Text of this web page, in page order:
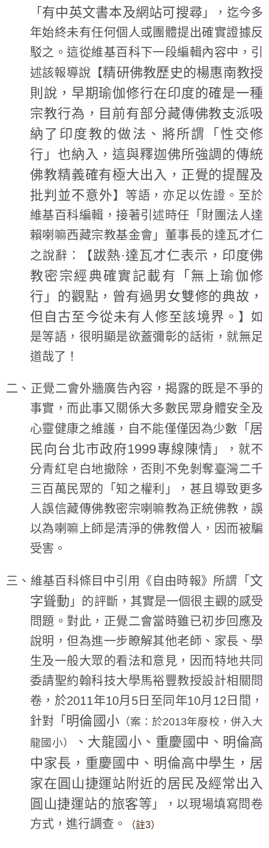
「 有中英文書本及網站可搜尋 」，迄今多
年始終未有任何個人或團體提出確實證據反
駁之。這從維基百科下一段編輯內容中，引
述該報導說【精研佛教歷史的楊惠南教授
則說，早期瑜伽修行在印度的確是一種
宗教行為，目前有部分藏傳佛教支派吸
納了印度教的做法、將所謂「性交修
行」也納入，這與釋迦佛所強調的傳統
佛教精義確有極大出入，正覺的提醒及
批判並不意外】等語，亦足以佐證。至於
維基百科編輯，接著引述時任「財團法人達
賴喇嘛西藏宗教基金會」董事長的達瓦才仁
之說辭：【跋熱·達瓦才仁表示，印度佛
教密宗經典確實記載有「無上瑜伽修
行」的觀點，曾有過男女雙修的典故，
但自古至今從未有人修至該境界。 】如
是等語，很明顯是欲蓋彌彰的話術，就無足
道哉了！
二、正覺二會外牆廣告內容，揭露的既是不爭的
事實，而此事又關係大多數民眾身體安全及
心靈健康之維護，自不能僅僅因為少數「 居
民向台北市政府1999專線陳情 」，就不
分青紅皂白地撤除，否則不免剝奪臺灣二千
三百萬民眾的「知之權利」，甚且導致更多
人誤信藏傳佛教密宗喇嘛教為正統佛教，誤
以為喇嘛上師是清淨的佛教僧人，因而被騙
受害。
三、維基百科條目中引用《自由時報》所謂「 文
字聳動 」的評斷，其實是一個很主觀的感受
問題。對此，正覺二會當時雖已初步回應及
說明，但為進一步瞭解其他老師、家長、學
生及一般大眾的看法和意見，因而特地共同
委請聖約翰科技大學馬裕豐教授設計相關問
卷，於2011年10月5日至同年10月12日間，
針對「 明倫國小（案：於2013年廢校，併入大
龍國小）
、大龍國小、重慶國中、明倫高
中家長，重慶國中、明倫高中學生，居
家在圓山捷運站附近的居民及經常出入
圓山捷運站的旅客等 」，以現場填寫問卷
方式，進行調查。
（註3）